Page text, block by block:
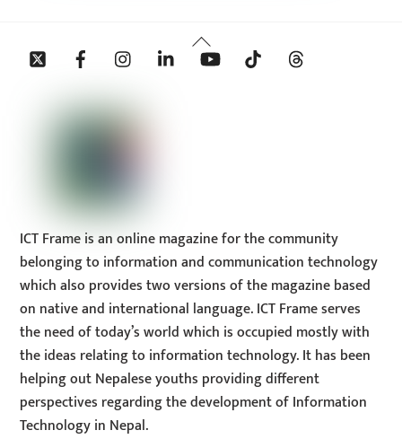
Back
To
Twitter Facebook InstagramLinkedin YouTube Tiktok
ICT Frame is an online magazine for the community
belonging to information and communication technology
which also provides two versions of the magazine based
on native and international language. ICT Frame serves
the need of today’s world which is occupied mostly with
the ideas relating to information technology. It has been
helping out Nepalese youths providing different
perspectives regarding the development of Information
Technology in Nepal.